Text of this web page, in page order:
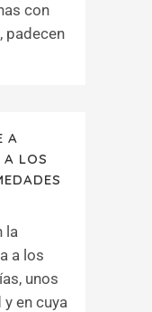
con
padecen
A
A LOS
la
a los
unos
en cuya